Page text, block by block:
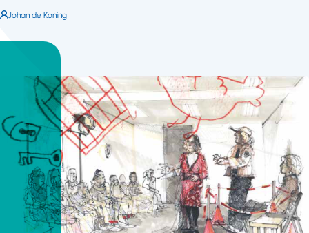
Auteur:
Johan de Koning